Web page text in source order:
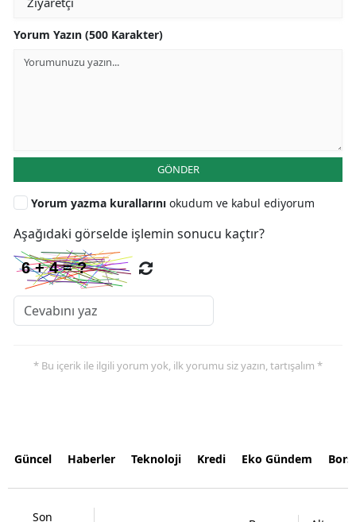
Yorum Yazın (500 Karakter)
GÖNDER
Yorum yazma kurallarını okudum ve kabul ediyorum
Aşağıdaki görselde işlemin sonucu kaçtır?
* Bu içerik ile ilgili yorum yok, ilk yorumu siz yazın, tartışalım *
Güncel Haberler Teknoloji Kredi Eko Gündem
Son